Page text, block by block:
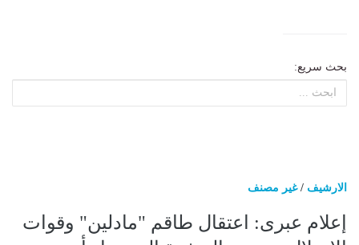
بحث سريع:
الارشيف /غير مصنف
إعلام عبرى: اعتقال طاقم "مادلين" وقوات